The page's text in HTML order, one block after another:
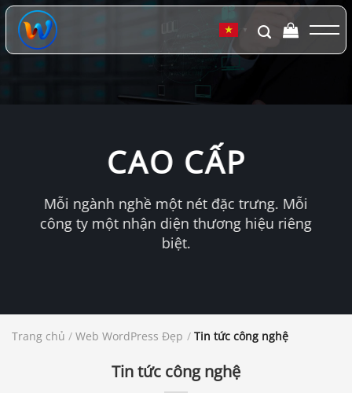
Chuyển
đến
dung
▼
CAO CẤP
Mỗi ngành nghề một nét đặc trưng. Mỗi
công ty một nhận diện thương hiệu riêng
biệt.
Trang chủ / Web WordPress Đẹp / Tin tức công nghệ
Tin tức công nghệ